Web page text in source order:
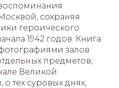
сохраняя
героического
1942 годов. Книга
залов
предметов,
Великой
тех суровых днях,